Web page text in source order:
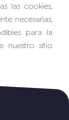
las cookies,
necesarias,
para la
nuestro sitio